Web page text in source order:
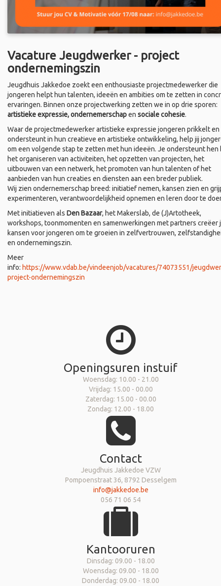
Vacature Jeugdwerker - project
ondernemingszin
Jeugdhuis Jakkedoe zoekt een enthousiaste projectmedewerker die
jongeren helpt hun talenten, ideeën en ambities om te zetten in
ervaringen. Binnen onze projectwerking zetten we in op drie sporen:
artistieke expressie, ondernemerschapen sociale cohesie.
Waar de projectmedewerker artistieke expressie jongeren prikkelt en
ondersteunt in hun creatieve en artistieke ontwikkeling, help jij
om een volgende stap te zetten met hun ideeën. Je ondersteunt hen
het organiseren van activiteiten, het opzetten van projecten, het
uitbouwen van een netwerk, het promoten van hun talenten of het
aanbieden van hun creaties en diensten aan een breder publiek.
Wij zien ondernemerschap breed: initiatief nemen, kansen zien en
experimenteren, verantwoordelijkheid opnemen en leren door te
Met initiatieven als Den Bazaar, het Makerslab, de (J)Artotheek,
workshops, toonmomenten en samenwerkingen met partners creëer
kansen voor jongeren om te groeien in zelfvertrouwen,
en ondernemingszin.
Meer
info: https://www.vdab.be/vindeenjob/vacatures/74073551/
project-ondernemingszin
Openingsuren instuif
Woensdag: 10.00 - 21.00
Vrijdag: 15.00 - 00.00
Zaterdag: 15.00 - 00.00
Zondag: 12.00 - 18.00
Contact
Jeugdhuis Jakkedoe VZW
Pompoenstraat 36, 8792 Desselgem
info@jakkedoe.be
056 71 06 54
Kantooruren
Dinsdag: 09.00 - 18.00
Woensdag: 09.00 - 18.00
Donderdag: 09.00 - 18.00